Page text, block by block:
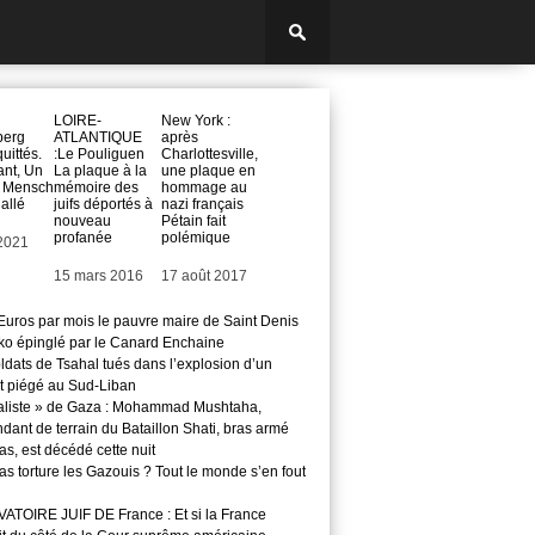
Un
allé
LOIRE-
ATLANTIQUE
:Le Pouliguen
La plaque à la
mémoire des
juifs déportés à
nouveau
profanée
Date
15 mars 2016
New York :
après
Charlottesville,
une plaque en
hommage au
nazi français
Pétain fait
polémique
Date
17 août 2017
par mois le pauvre maire de Saint Denis
épinglé par le Canard Enchaine
de Tsahal tués dans l’explosion d’un
piégé au Sud-Liban
» de Gaza : Mohammad Mushtaha,
de terrain du Bataillon Shati, bras armé
est décédé cette nuit
torture les Gazouis ? Tout le monde s’en fout
JUIF DE France : Et si la France